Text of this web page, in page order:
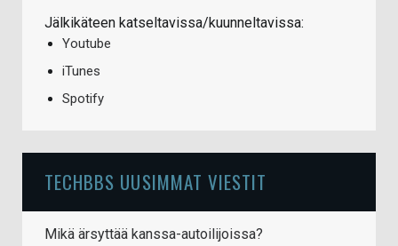
Jälkikäteen katseltavissa/kuunneltavissa:
Youtube
iTunes
Spotify
TECHBBS UUSIMMAT VIESTIT
Mikä ärsyttää kanssa-autoilijoissa?